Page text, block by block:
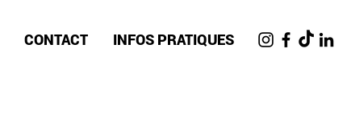
CONTACT INFOS PRATIQUES